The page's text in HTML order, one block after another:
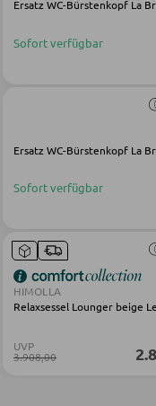
SESSEL
Ohrensessel
Sitzhocker
Barhocker
Sofort verfügbar
Sofort verfügbar
HIMOLLA
Relaxsessel Lounger beige
UVP
3.908,00